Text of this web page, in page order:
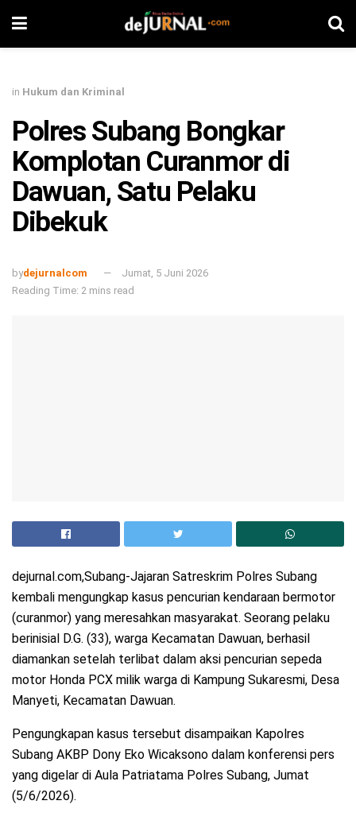
in Hukum dan Kriminal
Polres Subang Bongkar
Komplotan Curanmor di
Dawuan, Satu Pelaku
Dibekuk
bydejurnalcom
Jumat, 5 Juni 2026
Reading Time: 2 mins read
dejurnal.com,Subang-Jajaran Satreskrim Polres Subang
kembali mengungkap kasus pencurian kendaraan bermotor
(curanmor) yang meresahkan masyarakat. Seorang pelaku
berinisial D.G. (33), warga Kecamatan Dawuan, berhasil
diamankan setelah terlibat dalam aksi pencurian sepeda
motor Honda PCX milik warga di Kampung Sukaresmi, Desa
Manyeti, Kecamatan Dawuan.
Pengungkapan kasus tersebut disampaikan Kapolres
Subang AKBP Dony Eko Wicaksono dalam konferensi pers
yang digelar di Aula Patriatama Polres Subang, Jumat
(5/6/2026).